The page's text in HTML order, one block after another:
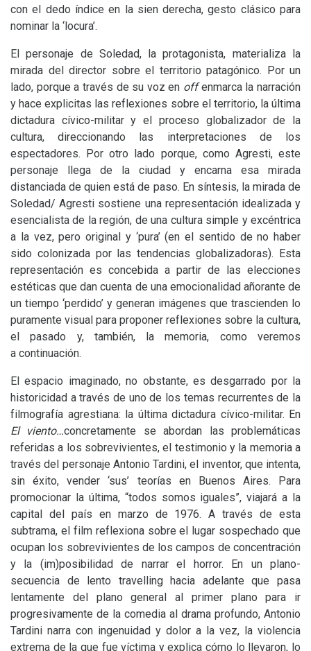
con el dedo índice en la sien derecha, gesto clásico para
nominar la ‘locura’.
El personaje de Soledad, la protagonista, materializa la
mirada del director sobre el territorio patagónico. Por un
lado, porque a través de su voz en offenmarca la narración
y hace explicitas las reflexiones sobre el territorio, la última
dictadura cívico-militar y el proceso globalizador de la
cultura, direccionando las interpretaciones de los
espectadores. Por otro lado porque, como Agresti, este
personaje llega de la ciudad y encarna esa mirada
distanciada de quien está de paso. En síntesis, la mirada de
Soledad/ Agresti sostiene una representación idealizada y
esencialista de la región, de una cultura simple y excéntrica
a la vez, pero original y ‘pura’ (en el sentido de no haber
sido colonizada por las tendencias globalizadoras). Esta
representación es concebida a partir de las elecciones
estéticas que dan cuenta de una emocionalidad añorante de
un tiempo ‘perdido’ y generan imágenes que trascienden lo
puramente visual para proponer reflexiones sobre la cultura,
el pasado y, también, la memoria, como veremos
a continuación.
El espacio imaginado, no obstante, es desgarrado por la
historicidad a través de uno de los temas recurrentes de la
filmografía agrestiana: la última dictadura cívico-militar. En
El viento…concretamente se abordan las problemáticas
referidas a los sobrevivientes, el testimonio y la memoria a
través del personaje Antonio Tardini, el inventor, que intenta,
sin éxito, vender ‘sus’ teorías en Buenos Aires. Para
promocionar la última, “todos somos iguales”, viajará a la
capital del país en marzo de 1976. A través de esta
subtrama, el film reflexiona sobre el lugar sospechado que
ocupan los sobrevivientes de los campos de concentración
y la (im)posibilidad de narrar el horror. En un plano-
secuencia de lento travelling hacia adelante que pasa
lentamente del plano general al primer plano para ir
progresivamente de la comedia al drama profundo, Antonio
Tardini narra con ingenuidad y dolor a la vez, la violencia
extrema de la que fue víctima y explica cómo lo llevaron, lo